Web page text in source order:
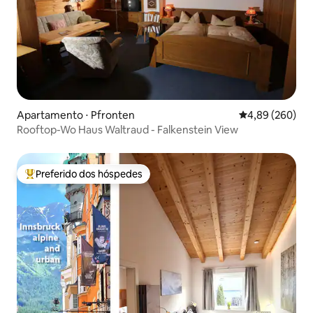
Apartamento ⋅ Pfronten 4,89 de uma
4,89 (260)
Rooftop-Wo Haus Waltraud - Falkenstein View
Entre os melhores preferidos dos hóspedes
Preferido dos hóspedes